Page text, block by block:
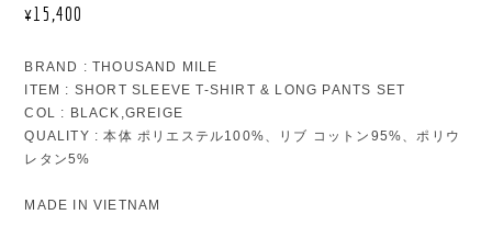
¥15,400
BRAND : THOUSAND MILE
ITEM : SHORT SLEEVE T-SHIRT & LONG PANTS SET
COL : BLACK,GREIGE
QUALITY : 本体 ポリエステル100%、リブ コットン95%、ポリウ
レタン5%
MADE IN VIETNAM